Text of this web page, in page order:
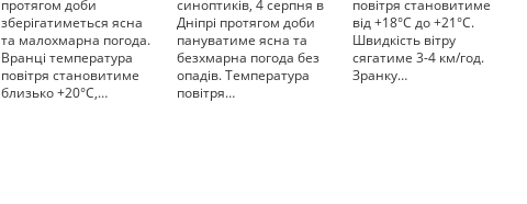
протягом доби
зберігатиметься ясна
та малохмарна погода.
Вранці температура
повітря становитиме
близько +20°С,…
синоптиків, 4 серпня в
Дніпрі протягом доби
пануватиме ясна та
безхмарна погода без
опадів. Температура
повітря…
повітря становитиме
від +18°С до +21°С.
Швидкість вітру
сягатиме 3-4 км/год.
Зранку…